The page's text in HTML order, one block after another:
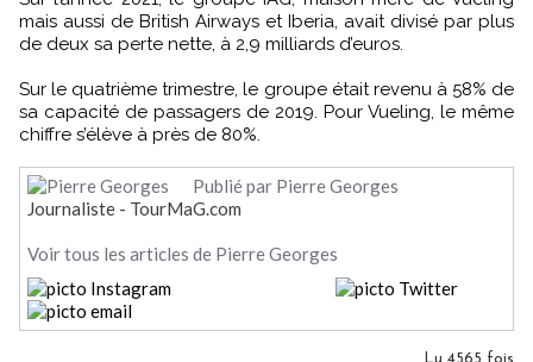
mais aussi de British Airways et Iberia, avait divisé par plus
de deux sa perte nette, à 2,9 milliards d’euros.
Sur le quatrième trimestre, le groupe était revenu à 58% de
sa capacité de passagers de 2019. Pour Vueling, le même
chiffre s’élève à près de 80%.
Publié par Pierre Georges
Journaliste - TourMaG.com
Voir tous les articles de Pierre Georges